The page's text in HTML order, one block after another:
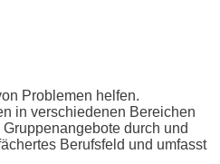
Problemen helfen.
in verschiedenen Bereichen
durch und
Berufsfeld und umfasst